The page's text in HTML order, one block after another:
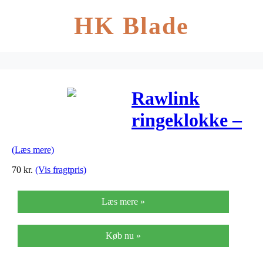
HK Blade
Rawlink
ringeklokke –
(Læs mere)
70 kr. (Vis fragtpris)
Læs mere »
Køb nu »